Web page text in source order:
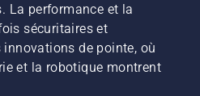
La performance et la
sécuritaires et
de pointe, où
et la robotique montrent